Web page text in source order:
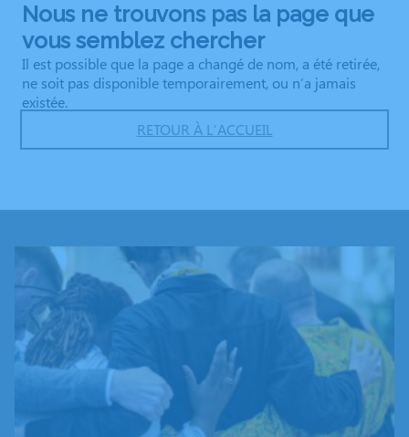
FUNERARIUM DES MILLE SOURCES
FUNERARIUM DES 3 LACS
Nous ne trouvons pas la page que
vous semblez chercher
Il est possible que la page a changé de nom, a été retirée,
ne soit pas disponible temporairement, ou n’a jamais
existée.
RETOUR À L’ACCUEIL